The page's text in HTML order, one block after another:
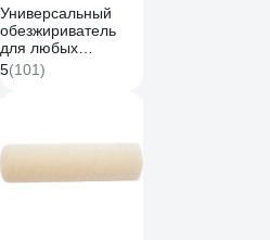
Универсальный
обезжириватель
для любых
поверхностей Elcon
R 0,5 л 00-
5(101)